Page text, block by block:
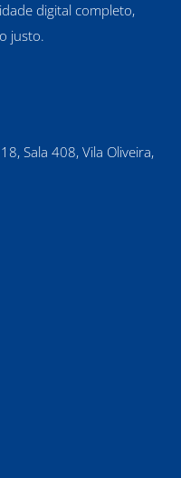
digital completo,
justo.
Sala 408, Vila Oliveira,